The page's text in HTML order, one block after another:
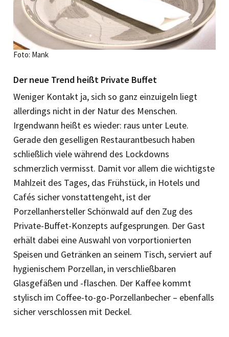
Foto: Mank
Der neue Trend heißt Private Buffet
Weniger Kontakt ja, sich so ganz einzuigeln liegt
allerdings nicht in der Natur des Menschen.
Irgendwann heißt es wieder: raus unter Leute.
Gerade den geselligen Restaurantbesuch haben
schließlich viele während des Lockdowns
schmerzlich vermisst. Damit vor allem die wichtigste
Mahlzeit des Tages, das Frühstück, in Hotels und
Cafés sicher vonstattengeht, ist der
Porzellanhersteller Schönwald auf den Zug des
Private-Buffet-Konzepts aufgesprungen. Der Gast
erhält dabei eine Auswahl von vorportionierten
Speisen und Getränken an seinem Tisch, serviert auf
hygienischem Porzellan, in verschließbaren
Glasgefäßen und -flaschen. Der Kaffee kommt
stylisch im Coffee-to-go-Porzellanbecher – ebenfalls
sicher verschlossen mit Deckel.